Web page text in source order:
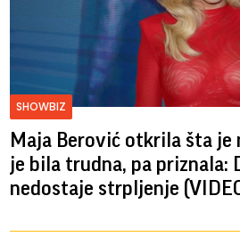
SHOWBIZ
Maja Berović otkrila šta je
je bila trudna, pa priznala:
nedostaje strpljenje